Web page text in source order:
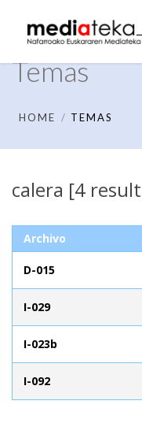
Temas
HOME TEMAS
calera [4
Archivo
D-015
I-029
I-023b
I-092